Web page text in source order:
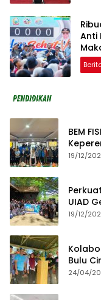
Anti
BEM
dan
19/12/
UIAD
19/12/
Bulu
24/04/